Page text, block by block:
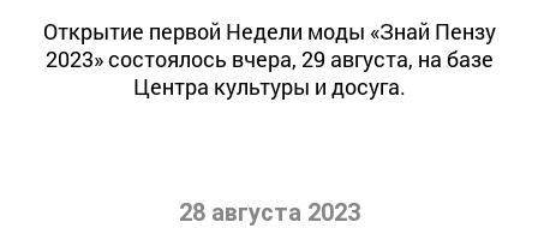
Открытие первой Недели моды «Знай Пензу
2023» состоялось вчера, 29 августа, на базе
Центра культуры и досуга.
28 августа 2023